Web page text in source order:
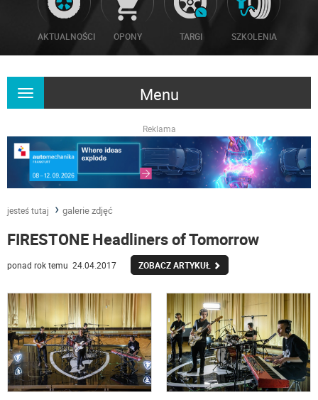
AKTUALNOŚCI OPONY TARGI SZKOLENIA
Menu
Rozwiń
Reklama
jesteś tutaj galerie zdjęć
FIRESTONE Headliners of Tomorrow
ponad rok temu 24.04.2017 ZOBACZ ARTYKUŁ